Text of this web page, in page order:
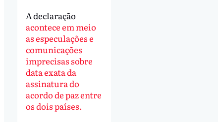
A declaração
acontece em meio
as especulações e
comunicações
imprecisas sobre
data exata da
assinatura do
acordo de paz entre
os dois países.